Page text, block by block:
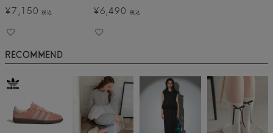
¥7,150 税込 ¥6,490 税込
RECOMMEND